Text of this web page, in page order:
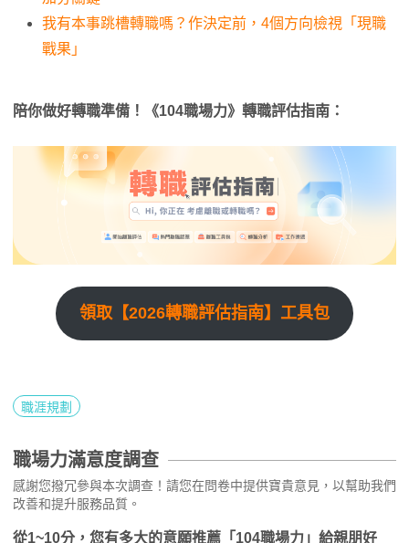
我有本事跳槽轉職嗎？作決定前，4個方向檢視「現職
戰果」
陪你做好轉職準備！《104職場力》轉職評估指南：
領取【2026轉職評估指南】工具包
職涯規劃
職場力滿意度調查
感謝您撥冗參與本次調查！請您在問卷中提供寶貴意見，以幫助我們
改善和提升服務品質。
從1~10分，您有多大的意願推薦「104職場力」給親朋好